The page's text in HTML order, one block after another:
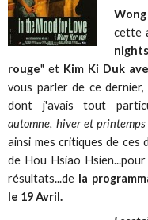
cette
rouge" et Kim Ki Duk
vous parler de ce
dont j'avais tout
automne, hiver et printemps
ainsi mes critiques de ces
de Hou Hsiao
résultats...de la
le 19 Avril.